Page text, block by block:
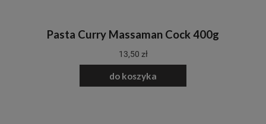
Pasta Curry Massaman Cock 400g
13,50 zł
do koszyka